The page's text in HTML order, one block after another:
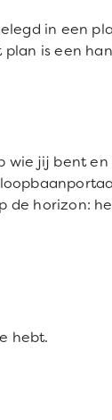
in een
is een
wie jij bent
de horizon:
hebt.